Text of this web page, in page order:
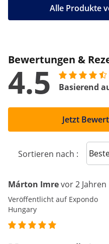
Alle Produkte
Bewertungen &
4.5 Basierend
Jetzt
Sortieren nach :
Márton Imrevor 2 Jahren
Veröffentlicht auf Expondo
Hungary